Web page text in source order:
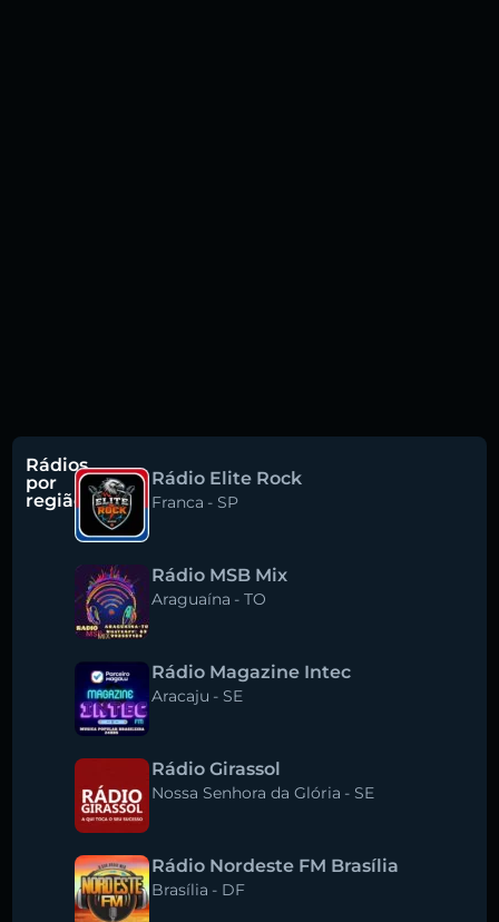
Rádios
por
região
Rádio Elite Rock
Franca - SP
Rádio MSB Mix
Araguaína -TO
Rádio Magazine Intec
Aracaju - SE
Rádio Girassol
Nossa Senhora da Glória - SE
Rádio Nordeste FM Brasília
Brasília - DF